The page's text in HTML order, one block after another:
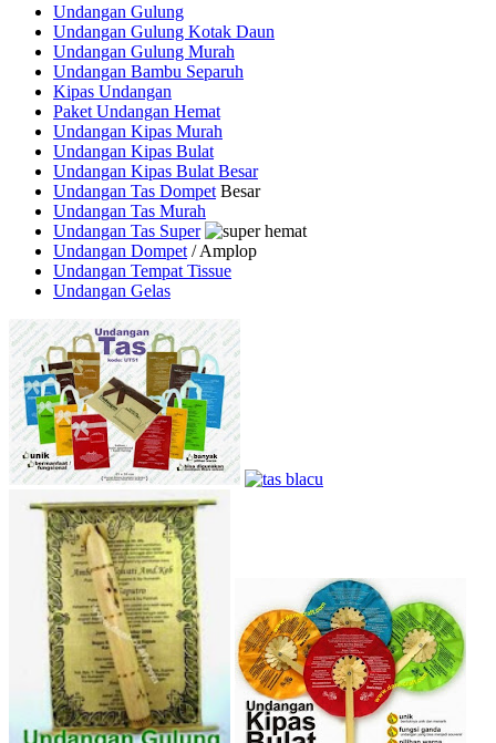
Undangan Gulung
Undangan Gulung Kotak Daun
Undangan Gulung Murah
Undangan Bambu Separuh
Kipas Undangan
Paket Undangan Hemat
Undangan Kipas Murah
Undangan Kipas Bulat
Undangan Kipas Bulat Besar
Undangan Tas Dompet Besar
Undangan Tas Murah
Undangan Tas Super
Undangan Dompet / Amplop
Undangan Tempat Tissue
Undangan Gelas